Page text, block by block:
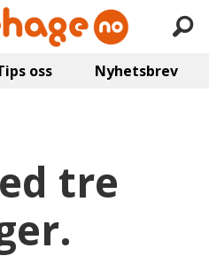
oss Nyhetsbrev
tre